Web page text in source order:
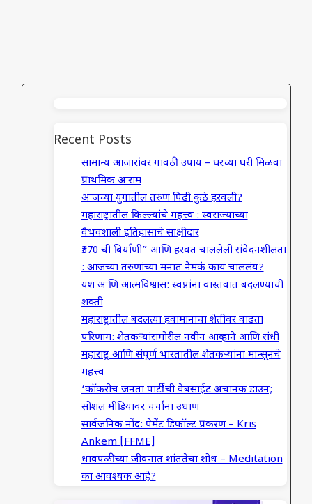
Recent Posts
सामान्य आजारांवर गावठी उपाय – घरच्या घरी मिळवा
प्राथमिक आराम
आजच्या युगातील तरुण पिढी कुठे हरवली?
महाराष्ट्रातील किल्ल्यांचे महत्त्व : स्वराज्याच्या
वैभवशाली इतिहासाचे साक्षीदार
₹370 ची बिर्याणी” आणि हरवत चाललेली संवेदनशीलता
: आजच्या तरुणांच्या मनात नेमकं काय चाललंय?
यश आणि आत्मविश्वास: स्वप्नांना वास्तवात बदलण्याची
शक्ती
महाराष्ट्रातील बदलत्या हवामानाचा शेतीवर वाढता
परिणाम: शेतकऱ्यांसमोरील नवीन आव्हाने आणि संधी
महाराष्ट्र आणि संपूर्ण भारतातील शेतकऱ्यांना मान्सूनचे
महत्त्व
‘कॉकरोच जनता पार्टी’ची वेबसाईट अचानक डाउन;
सोशल मीडियावर चर्चांना उधाण
सार्वजनिक नोंद: पेमेंट डिफॉल्ट प्रकरण – Kris
Ankem [FFME]
धावपळीच्या जीवनात शांततेचा शोध – Meditation
का आवश्यक आहे?